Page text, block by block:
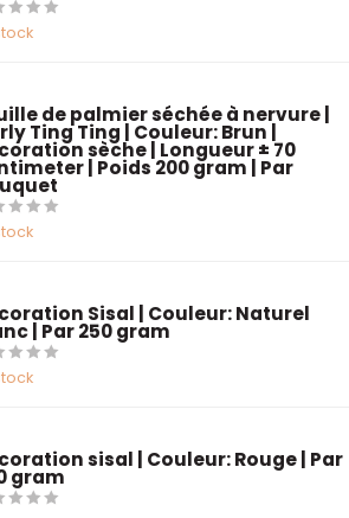
de palmier séchée à nervure |
Ting Ting | Couleur: Brun |
sèche | Longueur ± 70
| Poids 200 gram | Par
Sisal | Couleur: Naturel
| Par 250 gram
sisal | Couleur: Rouge | Par
gram